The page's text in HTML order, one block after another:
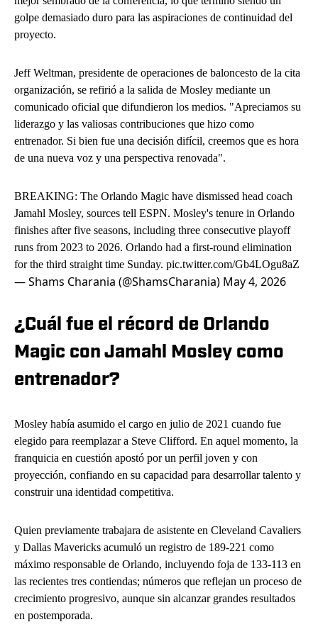
golpe demasiado duro para las aspiraciones de continuidad del
proyecto.
Jeff Weltman, presidente de operaciones de baloncesto de la cita
organización, se refirió a la salida de Mosley mediante un
comunicado oficial que difundieron los medios. "Apreciamos su
liderazgo y las valiosas contribuciones que hizo como
entrenador. Si bien fue una decisión difícil, creemos que es hora
de una nueva voz y una perspectiva renovada".
BREAKING: The Orlando Magic have dismissed head coach
Jamahl Mosley, sources tell ESPN. Mosley's tenure in Orlando
finishes after five seasons, including three consecutive playoff
runs from 2023 to 2026. Orlando had a first-round elimination
for the third straight time Sunday. pic.twitter.com/Gb4LOgu8aZ
— Shams Charania (@ShamsCharania) May 4, 2026
¿Cuál fue el récord de Orlando
Magic con Jamahl Mosley como
entrenador?
Mosley había asumido el cargo en julio de 2021 cuando fue
elegido para reemplazar a Steve Clifford. En aquel momento, la
franquicia en cuestión apostó por un perfil joven y con
proyección, confiando en su capacidad para desarrollar talento y
construir una identidad competitiva.
Quien previamente trabajara de asistente en Cleveland Cavaliers
y Dallas Mavericks acumuló un registro de 189-221 como
máximo responsable de Orlando, incluyendo foja de 133-113 en
las recientes tres contiendas; números que reflejan un proceso de
crecimiento progresivo, aunque sin alcanzar grandes resultados
en postemporada.